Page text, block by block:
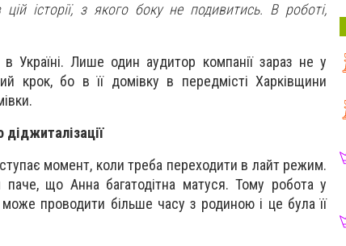
історії, з якого боку не подивитись. В роботі,
Україні. Лише один аудитор компанії зараз не у
крок, бо в її домівку в передмісті Харківщини
момент, коли треба переходити в лайт режим.
що Анна багатодітна матуся. Тому робота у
проводити більше часу з родиною і це була її